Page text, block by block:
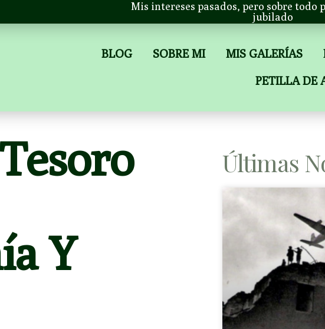
Mis intereses pasados, pero sobre todo
jubilado
BLOG SOBRE MI MIS GALERÍAS
PETILLA DE
Y
Últimas